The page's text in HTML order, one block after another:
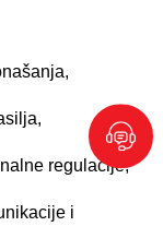
regulacije,
i